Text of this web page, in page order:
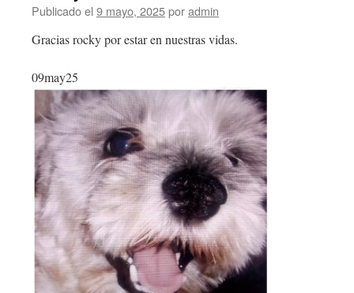
Publicado el 9 mayo, 2025poradmin
Gracias rocky por estar en nuestras vidas.
09may25